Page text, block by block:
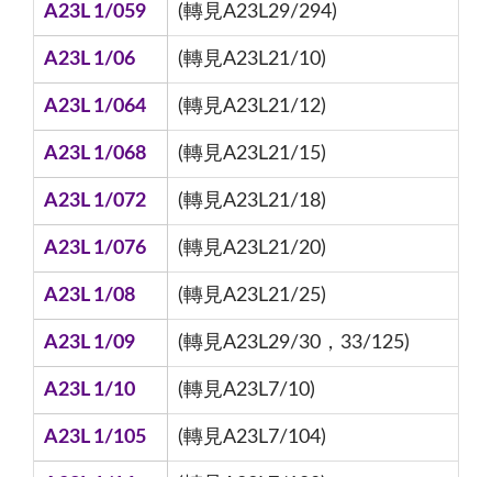
A23L 1/059 (轉見A23L29/294)
A23L 1/06 (轉見A23L21/10)
A23L 1/064 (轉見A23L21/12)
A23L 1/068 (轉見A23L21/15)
A23L 1/072 (轉見A23L21/18)
A23L 1/076 (轉見A23L21/20)
A23L 1/08 (轉見A23L21/25)
A23L 1/09 (轉見A23L29/30，33/125)
A23L 1/10 (轉見A23L7/10)
A23L 1/105 (轉見A23L7/104)